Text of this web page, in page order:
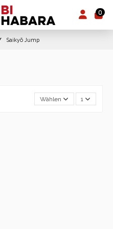
0
Saikyō Jump
Wählen 1